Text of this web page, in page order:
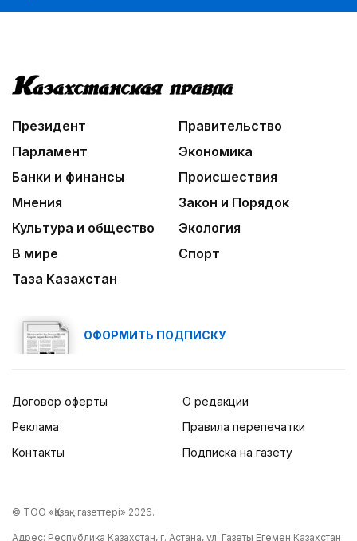
Президент
Правительство
Парламент
Экономика
Банки и финансы
Происшествия
Мнения
Закон и Порядок
Культура и общество
Экология
В мире
Спорт
Таза Казахстан
ОФОРМИТЬ ПОДПИСКУ
Договор оферты
Реклама
Контакты
О редакции
Правила перепечатки
Подписка на газету
© ТОО «Қазақ газеттері» 2026.
Адрес: Республика Казахстан, г. Астана, ул. Газеты Егемен Казахстан